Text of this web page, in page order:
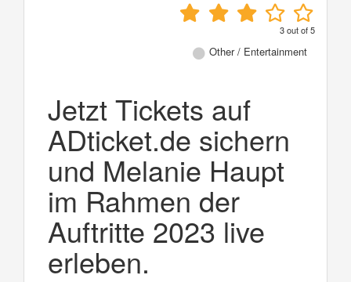
3out of5
Other / Entertainment
Jetzt Tickets auf
ADticket.de sichern
und Melanie Haupt
im Rahmen der
Auftritte 2023 live
erleben.